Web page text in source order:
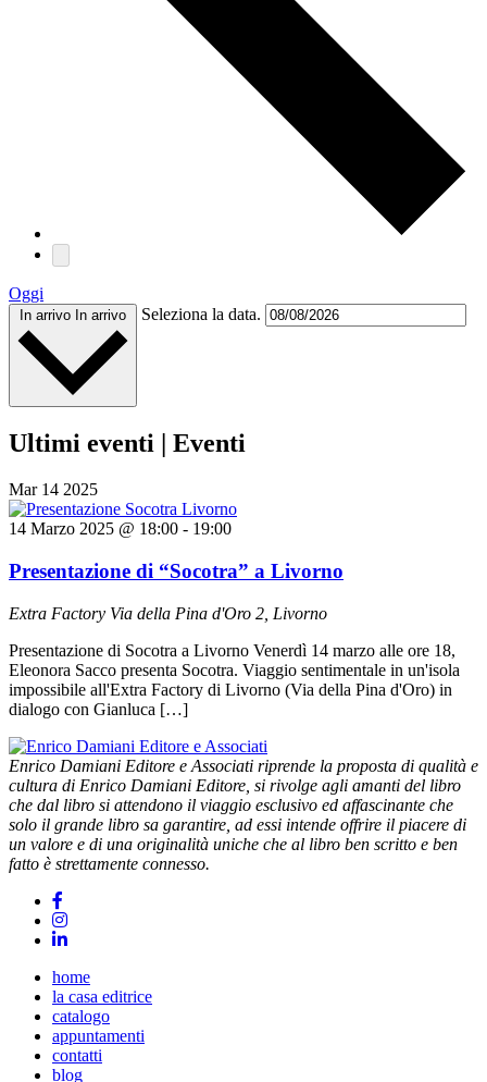
Oggi
In arrivo In arrivo Seleziona la data.
Ultimi eventi | Eventi
Mar 14 2025
14 Marzo 2025 @ 18:00 - 19:00
Presentazione di “Socotra” a Livorno
Extra Factory Via della Pina d'Oro 2, Livorno
Presentazione di Socotra a Livorno Venerdì 14 marzo alle ore 18,
Eleonora Sacco presenta Socotra. Viaggio sentimentale in un'isola
impossibile all'Extra Factory di Livorno (Via della Pina d'Oro) in
dialogo con Gianluca […]
Enrico Damiani Editore e Associati riprende la proposta di qualità e
cultura di Enrico Damiani Editore, si rivolge agli amanti del libro
che dal libro si attendono il viaggio esclusivo ed affascinante che
solo il grande libro sa garantire, ad essi intende offrire il piacere di
un valore e di una originalità uniche che al libro ben scritto e ben
fatto è strettamente connesso.
home
la casa editrice
catalogo
appuntamenti
contatti
blog